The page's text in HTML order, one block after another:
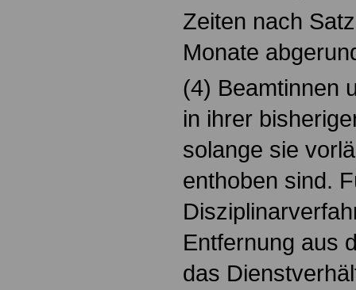
Zeiten nach
Monate
(4) Beamtinnen
in ihrer
solange sie
enthoben sind.
Entfernung aus
das